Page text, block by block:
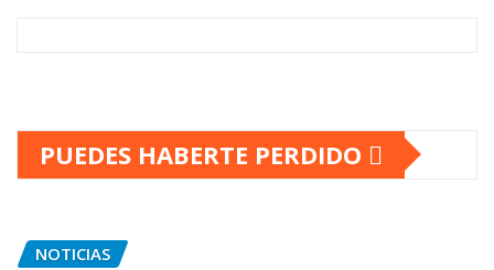
PUEDES HABERTE PERDIDO
NOTICIAS